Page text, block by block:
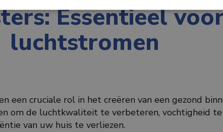
Essentieel
luchtstromen
een cruciale rol in het creëren van een gezond
om de luchtkwaliteit te verbeteren, vochtigheid
van uw huis te verliezen.